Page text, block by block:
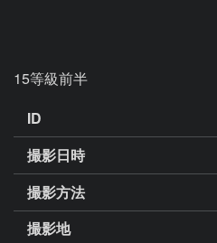
15等級前半
ID
撮影日時
撮影方法
撮影地